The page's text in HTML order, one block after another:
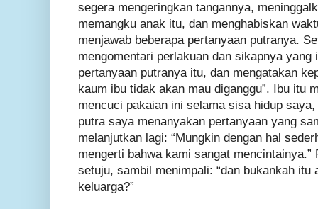
segera mengeringkan tangannya,
memangku anak itu, dan menghabiskan
menjawab beberapa pertanyaan putranya.
mengomentari perlakuan dan sikapnya yang
pertanyaan putranya itu, dan mengatakan
kaum ibu tidak akan mau diganggu”. Ibu itu
mencuci pakaian ini selama sisa hidup
putra saya menanyakan pertanyaan yang
melanjutkan lagi: “Mungkin dengan hal
mengerti bahwa kami sangat mencintainya.”
setuju, sambil menimpali: “dan bukankah itu
keluarga?”